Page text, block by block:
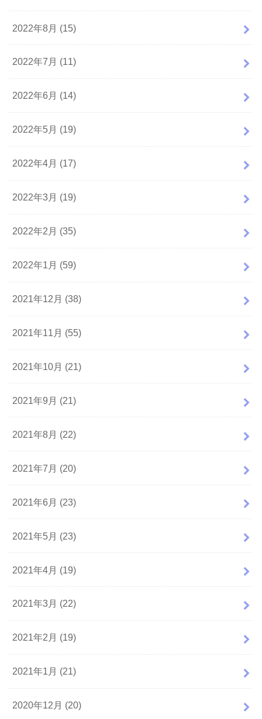
2022年8月 (15)
2022年7月 (11)
2022年6月 (14)
2022年5月 (19)
2022年4月 (17)
2022年3月 (19)
2022年2月 (35)
2022年1月 (59)
2021年12月 (38)
2021年11月 (55)
2021年10月 (21)
2021年9月 (21)
2021年8月 (22)
2021年7月 (20)
2021年6月 (23)
2021年5月 (23)
2021年4月 (19)
2021年3月 (22)
2021年2月 (19)
2021年1月 (21)
2020年12月 (20)